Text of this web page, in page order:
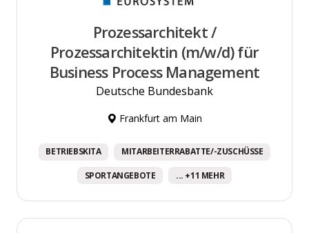
Prozessarchitekt /
Prozessarchitektin (m/w/d) für
Business Process Management
Deutsche Bundesbank
Frankfurt am Main
BETRIEBSKITA MITARBEITERRABATTE/-ZUSCHÜSSE
SPORTANGEBOTE ... +11 MEHR